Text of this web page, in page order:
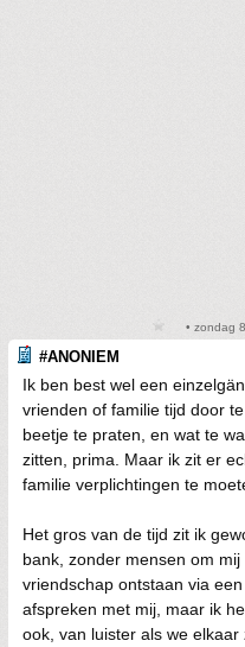
• zondag
#ANONIEM
Ik ben best wel een
vrienden of familie tijd door
beetje te praten, en wat te
zitten, prima. Maar ik zit er
familie verplichtingen te
Het gros van de tijd zit ik
bank, zonder mensen om
vriendschap ontstaan via
afspreken met mij, maar ik
ook, van luister als we